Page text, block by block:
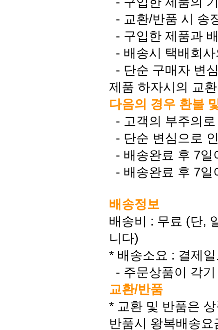
- 교환/반품 시 송
- 구입한 제품과
- 배송시 택배회
- 단순 구매자 변
제품 하자시의 교
다음의 경우 환불
- 고객의 부주의
- 단순 변심으로
- 배송완료 후 7일
- 배송완료 후 7
배송정보
배송비 : 무료 (단,
니다)
* 배송소요 : 결제
- 주문상품이 각
교환/반품
* 교환 및 반품은
반품시 왕복배송